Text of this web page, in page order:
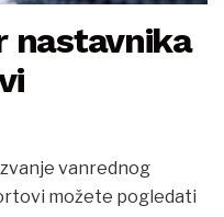
nastavnika
vanrednog
možete pogledati